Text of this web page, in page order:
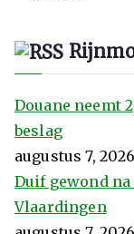
Douane neemt
beslag
augustus 7, 2026
Duif gewond
Vlaardingen